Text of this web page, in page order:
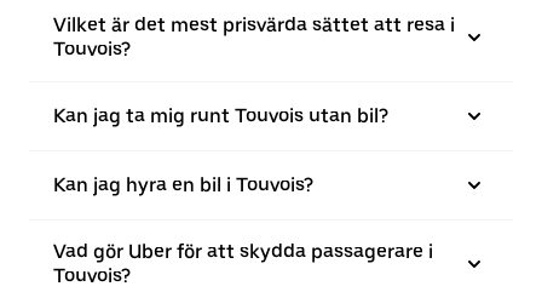
Vilket är det mest prisvärda sättet att resa i
Touvois?
Kan jag ta mig runt Touvois utan bil?
Kan jag hyra en bil i Touvois?
Vad gör Uber för att skydda passagerare i
Touvois?